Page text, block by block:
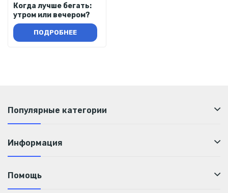
Когда лучше бегать:
утром или вечером?
ПОДРОБНЕЕ
Популярные категории
Информация
Помощь